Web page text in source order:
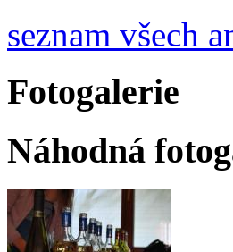
seznam všech
Fotogalerie
Náhodná